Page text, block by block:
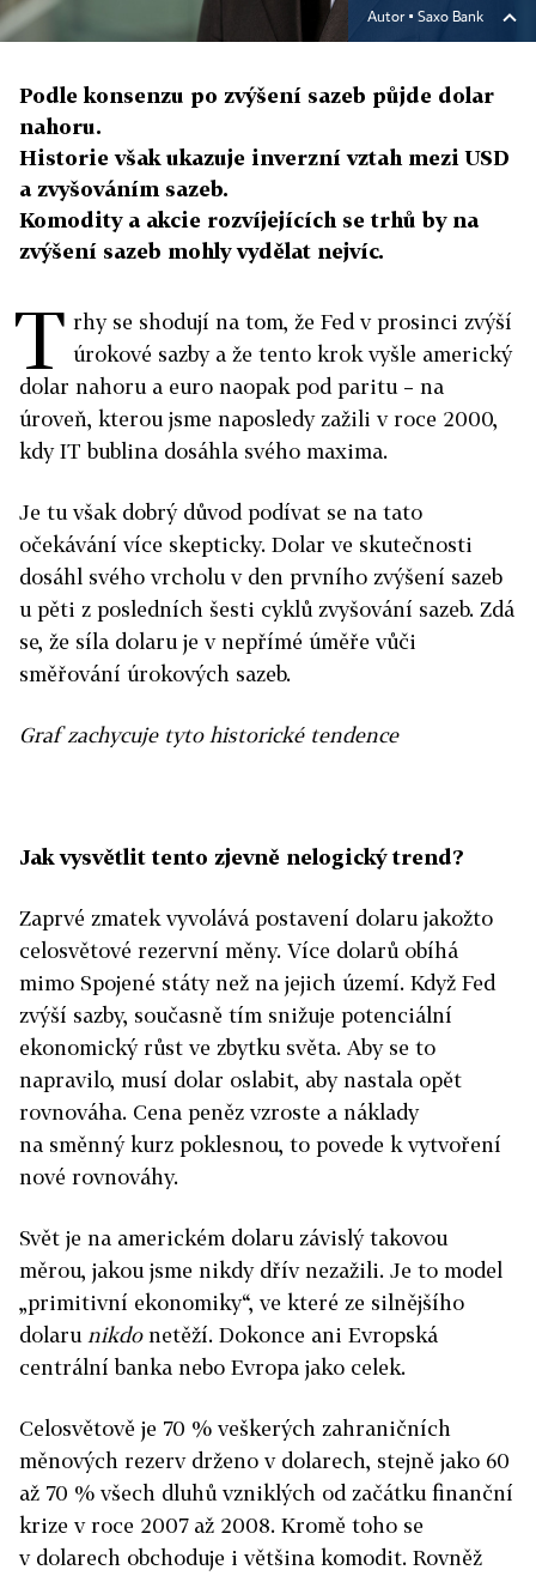
Autor ▪ Saxo Bank
Podle konsenzu po zvýšení sazeb půjde dolar
nahoru.
Historie však ukazuje inverzní vztah mezi USD
a zvyšováním sazeb.
Komodity a akcie rozvíjejících se trhů by na
zvýšení sazeb mohly vydělat nejvíc.
T rhy se shodují na tom, že Fed v prosinci zvýší
úrokové sazby a že tento krok vyšle americký
dolar nahoru a euro naopak pod paritu – na
úroveň, kterou jsme naposledy zažili v roce 2000,
kdy IT bublina dosáhla svého maxima.
Je tu však dobrý důvod podívat se na tato
očekávání více skepticky. Dolar ve skutečnosti
dosáhl svého vrcholu v den prvního zvýšení sazeb
u pěti z posledních šesti cyklů zvyšování sazeb. Zdá
se, že síla dolaru je v nepřímé úměře vůči
směřování úrokových sazeb.
Graf zachycuje tyto historické tendence
Jak vysvětlit tento zjevně nelogický trend?
Zaprvé zmatek vyvolává postavení dolaru jakožto
celosvětové rezervní měny. Více dolarů obíhá
mimo Spojené státy než na jejich území. Když Fed
zvýší sazby, současně tím snižuje potenciální
ekonomický růst ve zbytku světa. Aby se to
napravilo, musí dolar oslabit, aby nastala opět
rovnováha. Cena peněz vzroste a náklady
na směnný kurz poklesnou, to povede k vytvoření
nové rovnováhy.
Svět je na americkém dolaru závislý takovou
měrou, jakou jsme nikdy dřív nezažili. Je to model
„primitivní ekonomiky“, ve které ze silnějšího
dolaru nikdonetěží. Dokonce ani Evropská
centrální banka nebo Evropa jako celek.
Celosvětově je 70 % veškerých zahraničních
měnových rezerv drženo v dolarech, stejně jako 60
až 70 % všech dluhů vzniklých od začátku finanční
krize v roce 2007 až 2008. Kromě toho se
v dolarech obchoduje i většina komodit. Rovněž